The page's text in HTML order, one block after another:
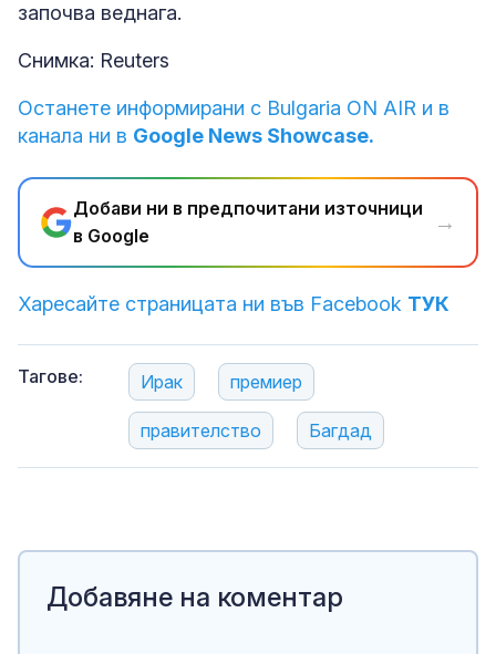
започва веднага.
Снимка: Reuters
Останете информирани с Bulgaria ON AIR и в
канала ни в Google News Showcase.
Добави ни в предпочитани източници
в Google
→
Харесайте страницата ни във Facebook ТУК
Тагове: Ирак премиер
правителство Багдад
Добавяне на коментар